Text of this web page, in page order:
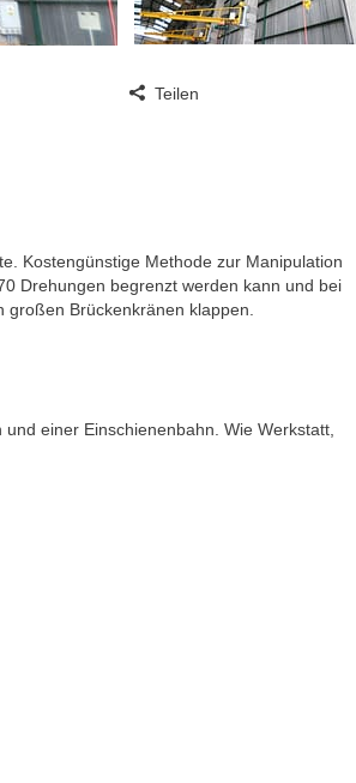
Teilen
Kostengünstige Methode zur Manipulation
Drehungen begrenzt werden kann und bei
Brückenkränen klappen.
einer Einschienenbahn. Wie Werkstatt,